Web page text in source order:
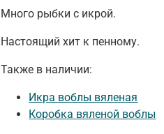
Много рыбки с икрой.
Настоящий хит к пенному.
Также в наличии:
Икра воблы вяленая
Коробка вяленой воблы